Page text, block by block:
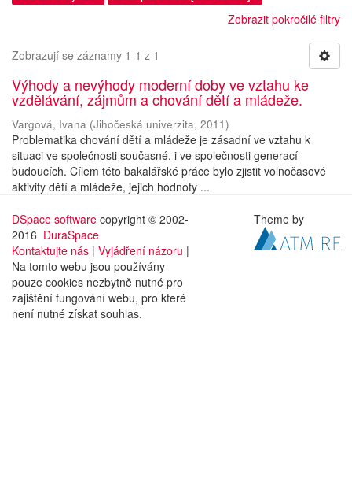
Zobrazit pokročilé filtry
Zobrazují se záznamy 1-1 z 1
Výhody a nevýhody moderní doby ve vztahu ke
vzdělávání, zájmům a chování dětí a mládeže.
Vargová, Ivana (Jihočeská univerzita, 2011)
Problematika chování dětí a mládeže je zásadní ve vztahu k
situaci ve společnosti současné, i ve společnosti generací
budoucích. Cílem této bakalářské práce bylo zjistit volnočasové
aktivity dětí a mládeže, jejich hodnoty ...
DSpace software copyright © 2002-
2016 DuraSpace
Kontaktujte nás | Vyjádření názoru |
Na tomto webu jsou používány
pouze cookies nezbytně nutné pro
zajištění fungování webu, pro které
není nutné získat souhlas.
Theme by